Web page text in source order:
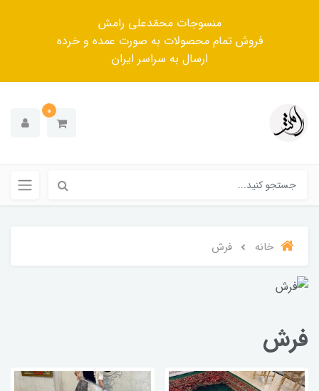
منسوجات محمّدعلی رامش
فروش تمام محصولات به صورت عمده و خرده
ارسال به سراسر ایران
0
خانه فرش
فرش